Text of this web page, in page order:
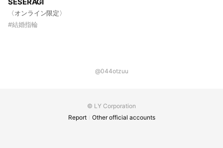
〈オンライン限定〉
#結婚指輪
@044otzuu
© LY Corporation
Report
Other official accounts